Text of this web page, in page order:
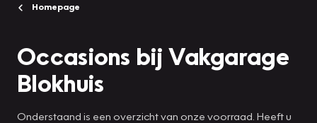
Homepage
Occasions bij Vakgarage
Blokhuis
Onderstaand is een overzicht van onze voorraad. Heeft u